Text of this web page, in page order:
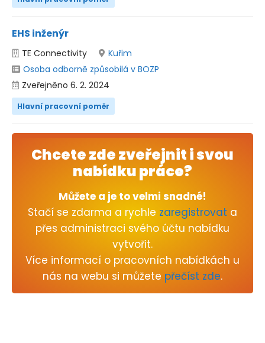
EHS inženýr
TE Connectivity
Kuřim
Osoba odborně způsobilá v BOZP
Zveřejněno 6. 2. 2024
Hlavní pracovní poměr
Chcete zde zveřejnit i svou
nabídku práce?
Můžete a je to velmi snadné!
Stačí se zdarma a rychle zaregistrovat a
přes administraci svého účtu nabídku
vytvořit.
Více informací o pracovních nabídkách u
nás na webu si můžete přečíst zde.